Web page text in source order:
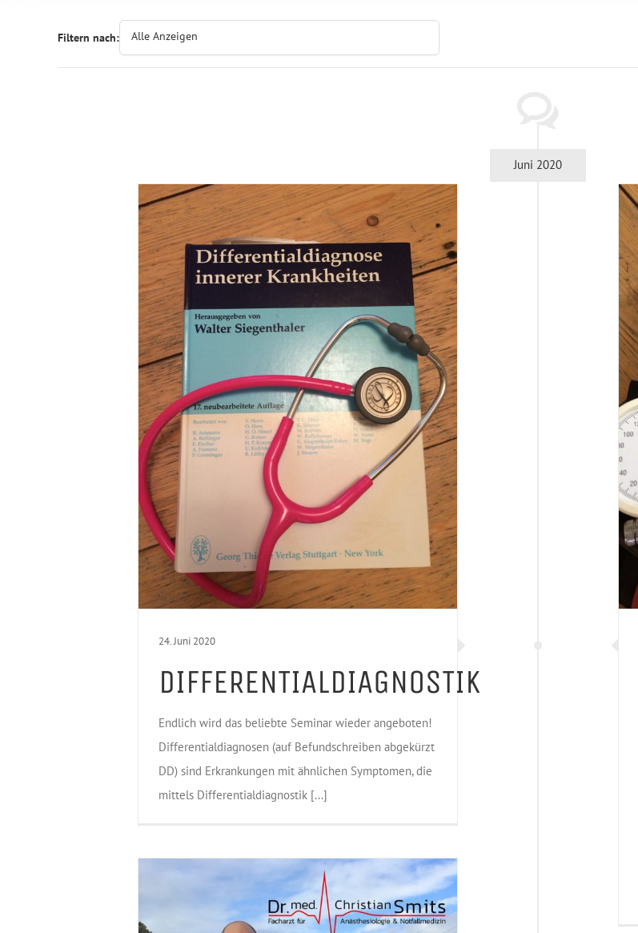
Filtern nach: Alle Anzeigen
Juni 2020
24. Juni 2020
DIFFERENTIALDIAGNOSTIK
Endlich wird das beliebte Seminar wieder angeboten!
Differentialdiagnosen (auf Befundschreiben abgekürzt
DD) sind Erkrankungen mit ähnlichen Symptomen, die
mittels Differentialdiagnostik [...]